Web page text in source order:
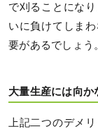
で刈ることにな
いに負けてしま
要があるでしょう
大量生産には向か
上記二つのデメ